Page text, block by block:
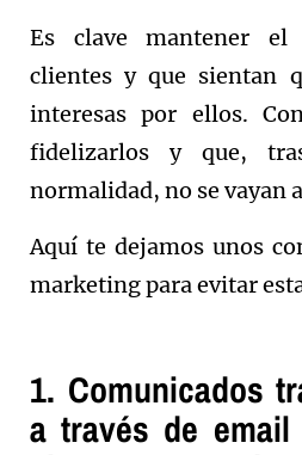
Es clave mantener el
clientes y que sientan
interesas por ellos.
fidelizarlos y que,
normalidad, no se vayan
Aquí te dejamos unos
marketing para evitar
1. Comunicados
a través de